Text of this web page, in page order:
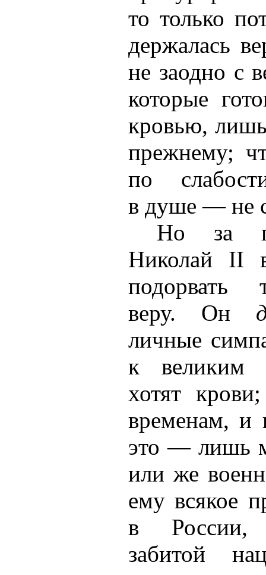
то только
держалась
не заодно с
которые
кровью,
прежнему;
по
в душе — не
Но за
Николай II
подорвать
веру. Он
личные
к великим
хотят
временам, и
это — лишь
или же
ему всякое
в России,
забитой